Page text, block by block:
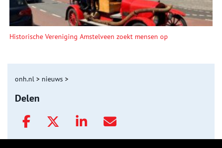
Historische Vereniging Amstelveen zoekt mensen op
onh.nl > nieuws >
Delen